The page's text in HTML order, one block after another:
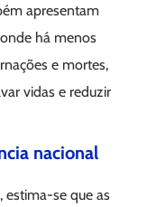
apresentam
há menos
e mortes,
vidas e reduzir
nacional
estima-se que as